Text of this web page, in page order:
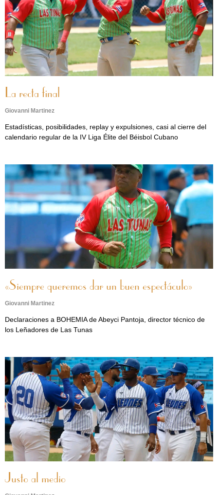
La recta final
Giovanni Martinez
Estadísticas, posibilidades, replay y expulsiones, casi al cierre del
calendario regular de la IV Liga Élite del Béisbol Cubano
«Siempre queremos dar un buen espectáculo»
Giovanni Martinez
Declaraciones a BOHEMIA de Abeyci Pantoja, director técnico de
los Leñadores de Las Tunas
Justo al medio